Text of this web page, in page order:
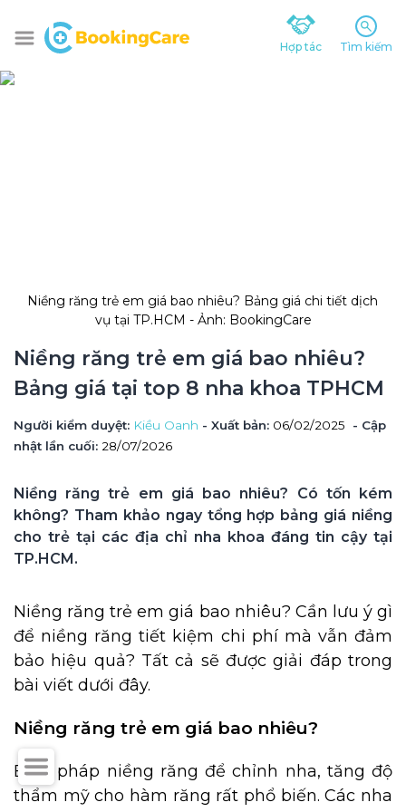
Hợp tác Tìm kiếm
Niềng răng trẻ em giá bao nhiêu? Bảng giá chi tiết dịch
vụ tại TP.HCM - Ảnh: BookingCare
Niềng răng trẻ em giá bao nhiêu?
Bảng giá tại top 8 nha khoa TPHCM
Người kiểm duyệt: Kiều Oanh - Xuất bản: 06/02/2025
- Cập
nhật lần cuối: 28/07/2026
Niềng răng trẻ em giá bao nhiêu? Có tốn kém
không? Tham khảo ngay tổng hợp bảng giá niềng
cho trẻ tại các địa chỉ nha khoa đáng tin cậy tại
TP.HCM.
Niềng răng trẻ em giá bao nhiêu? Cần lưu ý gì
để niềng răng tiết kiệm chi phí mà vẫn đảm
bảo hiệu quả? Tất cả sẽ được giải đáp trong
bài viết dưới đây.
Niềng răng trẻ em giá bao nhiêu?
Biện pháp niềng răng để chỉnh nha, tăng độ
thẩm mỹ cho hàm răng rất phổ biến. Các nha